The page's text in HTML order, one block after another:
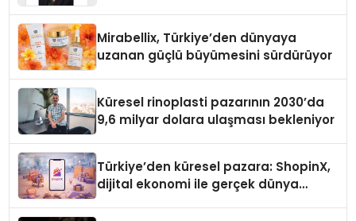
Mirabellix, Türkiye’den dünyaya
uzanan güçlü büyümesini sürdürüyor
Küresel rinoplasti pazarının 2030’da
9,6 milyar dolara ulaşması bekleniyor
Türkiye’den küresel pazara: ShopinX,
dijital ekonomi ile gerçek dünya